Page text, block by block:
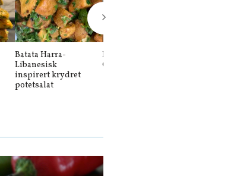
Batata Harra-
Libanesisk
inspirert krydret
potetsalat
Balkansk kebab-
Cevapi køfte